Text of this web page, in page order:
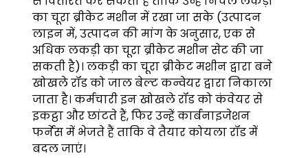
का चूरा ब्रीकेट मशीन में रखा जा सके (उत्पादन
लाइन में, उत्पादन की मांग के अनुसार, एक से
अधिक लकड़ी का चूरा ब्रीकेट मशीन सेट की जा
सकती है)। लकड़ी का चूरा ब्रीकेट मशीन द्वारा बने
खोखले रॉड को जाल बेल्ट कन्वेयर द्वारा निकाला
जाता है। कर्मचारी इन खोखले रॉड को कंवेयर से
इकट्ठा और छांटते हैं, फिर उन्हें कार्बनाइजेशन
फर्नेस में भेजते हैं ताकि वे तैयार कोयला रॉड में
बदल जाएं।